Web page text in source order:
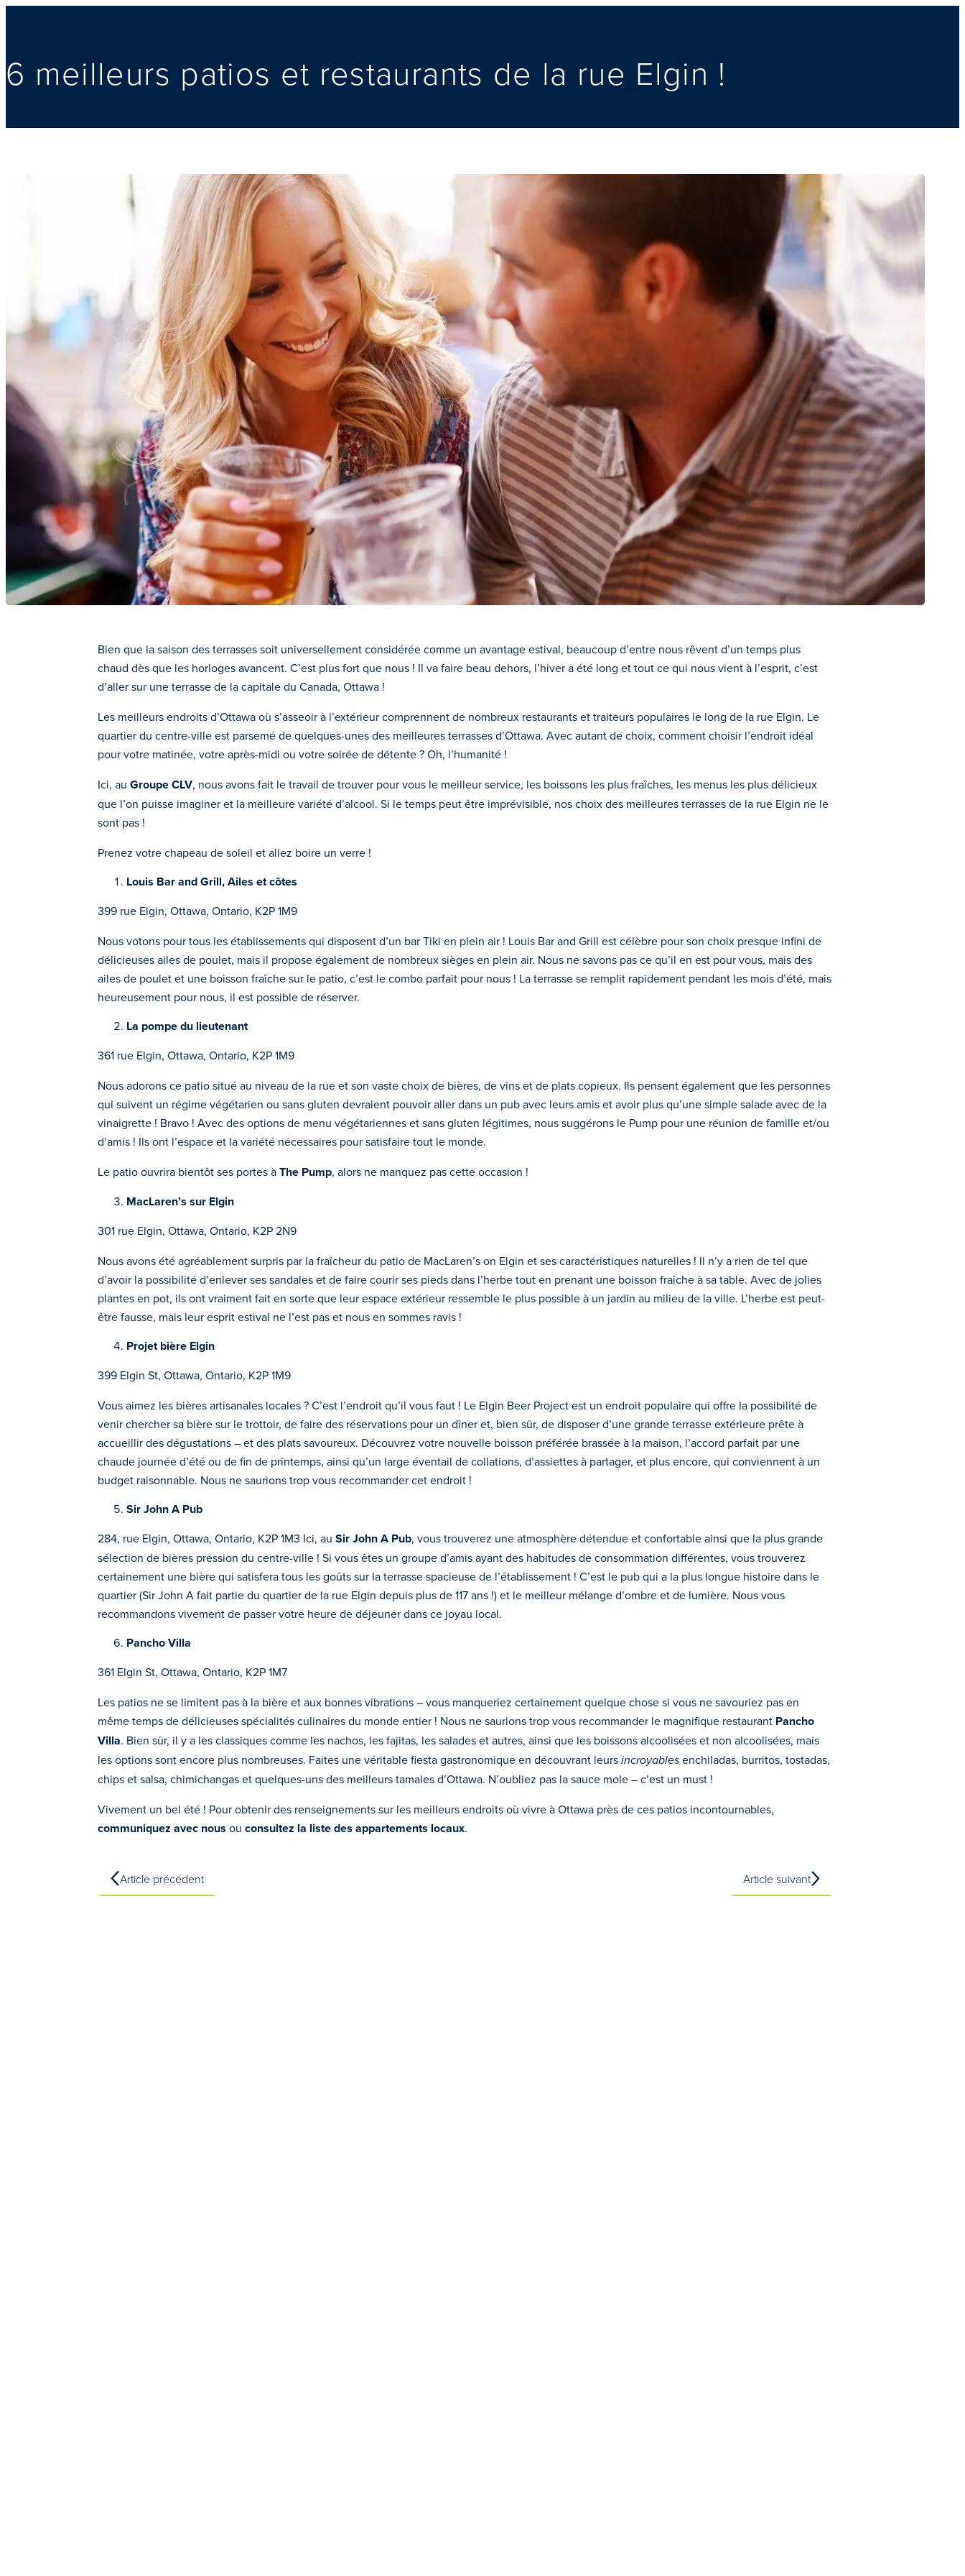
6 meilleurs patios et restaurants de la rue Elgin !
Bien que la saison des terrasses soit universellement considérée comme un avantage estival, beaucoup d’entre nous rêvent d’un temps plus
chaud dès que les horloges avancent. C’est plus fort que nous ! Il va faire beau dehors, l’hiver a été long et tout ce qui nous vient à l’esprit, c’est
d’aller sur une terrasse de la capitale du Canada, Ottawa !
Les meilleurs endroits d’Ottawa où s’asseoir à l’extérieur comprennent de nombreux restaurants et traiteurs populaires le long de la rue Elgin. Le
quartier du centre-ville est parsemé de quelques-unes des meilleures terrasses d’Ottawa. Avec autant de choix, comment choisir l’endroit idéal
pour votre matinée, votre après-midi ou votre soirée de détente ? Oh, l’humanité !
Ici, au Groupe CLV, nous avons fait le travail de trouver pour vous le meilleur service, les boissons les plus fraîches, les menus les plus délicieux
que l’on puisse imaginer et la meilleure variété d’alcool. Si le temps peut être imprévisible, nos choix des meilleures terrasses de la rue Elgin ne le
sont pas !
Prenez votre chapeau de soleil et allez boire un verre !
Louis Bar and Grill, Ailes et côtes
399 rue Elgin, Ottawa, Ontario, K2P 1M9
Nous votons pour tous les établissements qui disposent d’un bar Tiki en plein air ! Louis Bar and Grill est célèbre pour son choix presque infini de
délicieuses ailes de poulet, mais il propose également de nombreux sièges en plein air. Nous ne savons pas ce qu’il en est pour vous, mais des
ailes de poulet et une boisson fraîche sur le patio, c’est le combo parfait pour nous ! La terrasse se remplit rapidement pendant les mois d’été, mais
heureusement pour nous, il est possible de réserver.
La pompe du lieutenant
361 rue Elgin, Ottawa, Ontario, K2P 1M9
Nous adorons ce patio situé au niveau de la rue et son vaste choix de bières, de vins et de plats copieux. Ils pensent également que les personnes
qui suivent un régime végétarien ou sans gluten devraient pouvoir aller dans un pub avec leurs amis et avoir plus qu’une simple salade avec de la
vinaigrette ! Bravo ! Avec des options de menu végétariennes et sans gluten légitimes, nous suggérons le Pump pour une réunion de famille et/ou
d’amis ! Ils ont l’espace et la variété nécessaires pour satisfaire tout le monde.
Le patio ouvrira bientôt ses portes àThe Pump, alors ne manquez pas cette occasion !
MacLaren’s sur Elgin
301 rue Elgin, Ottawa, Ontario, K2P 2N9
Nous avons été agréablement surpris par la fraîcheur du patio de MacLaren’s on Elgin et ses caractéristiques naturelles ! Il n’y a rien de tel que
d’avoir la possibilité d’enlever ses sandales et de faire courir ses pieds dans l’herbe tout en prenant une boisson fraîche à sa table. Avec de jolies
plantes en pot, ils ont vraiment fait en sorte que leur espace extérieur ressemble le plus possible à un jardin au milieu de la ville. L’herbe est peut-
être fausse, mais leur esprit estival ne l’est pas et nous en sommes ravis !
Projet bière Elgin
399 Elgin St, Ottawa, Ontario, K2P 1M9
Vous aimez les bières artisanales locales ? C’est l’endroit qu’il vous faut ! Le Elgin Beer Project est un endroit populaire qui offre la possibilité de
venir chercher sa bière sur le trottoir, de faire des réservations pour un dîner et, bien sûr, de disposer d’une grande terrasse extérieure prête à
accueillir des dégustations – et des plats savoureux. Découvrez votre nouvelle boisson préférée brassée à la maison, l’accord parfait par une
chaude journée d’été ou de fin de printemps, ainsi qu’un large éventail de collations, d’assiettes à partager, et plus encore, qui conviennent à un
budget raisonnable. Nous ne saurions trop vous recommander cet endroit !
Sir John A Pub
284, rue Elgin, Ottawa, Ontario, K2P 1M3 Ici, au Sir John A Pub, vous trouverez une atmosphère détendue et confortable ainsi que la plus grande
sélection de bières pression du centre-ville ! Si vous êtes un groupe d’amis ayant des habitudes de consommation différentes, vous trouverez
certainement une bière qui satisfera tous les goûts sur la terrasse spacieuse de l’établissement ! C’est le pub qui a la plus longue histoire dans le
quartier (Sir John A fait partie du quartier de la rue Elgin depuis plus de 117 ans !) et le meilleur mélange d’ombre et de lumière. Nous vous
recommandons vivement de passer votre heure de déjeuner dans ce joyau local.
Pancho Villa
361 Elgin St, Ottawa, Ontario, K2P 1M7
Les patios ne se limitent pas à la bière et aux bonnes vibrations – vous manqueriez certainement quelque chose si vous ne savouriez pas en
même temps de délicieuses spécialités culinaires du monde entier ! Nous ne saurions trop vous recommander le magnifique restaurant Pancho
Villa. Bien sûr, il y a les classiques comme les nachos, les fajitas, les salades et autres, ainsi que les boissons alcoolisées et non alcoolisées, mais
les options sont encore plus nombreuses. Faites une véritable fiesta gastronomique en découvrant leursincroyablesenchiladas, burritos, tostadas,
chips et salsa, chimichangas et quelques-uns des meilleurs tamales d’Ottawa. N’oubliez pas la sauce mole – c’est un must !
Vivement un bel été ! Pour obtenir des renseignements sur les meilleurs endroits où vivre à Ottawa près de ces patios incontournables,
communiquez avec nous ou consultez la liste des appartements locaux.
Article précédent Article suivant